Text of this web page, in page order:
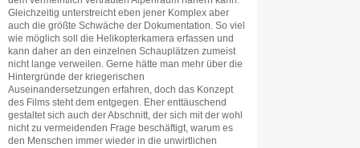
Gleichzeitig unterstreicht eben jener Komplex aber
auch die größte Schwäche der Dokumentation. So viel
wie möglich soll die Helikopterkamera erfassen und
kann daher an den einzelnen Schauplätzen zumeist
nicht lange verweilen. Gerne hätte man mehr über die
Hintergründe der kriegerischen
Auseinandersetzungen erfahren, doch das Konzept
des Films steht dem entgegen. Eher enttäuschend
gestaltet sich auch der Abschnitt, der sich mit der wohl
nicht zu vermeidenden Frage beschäftigt, warum es
den Menschen immer wieder in die unwirtlichen